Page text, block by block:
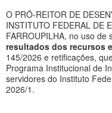
O PRÓ-REITOR DE
INSTITUTO FEDERAL DE
FARROUPILHA, no uso
resultados dos recursos
145/2026 e retificações,
Programa Institucional de
servidores do Instituto
2026/1.